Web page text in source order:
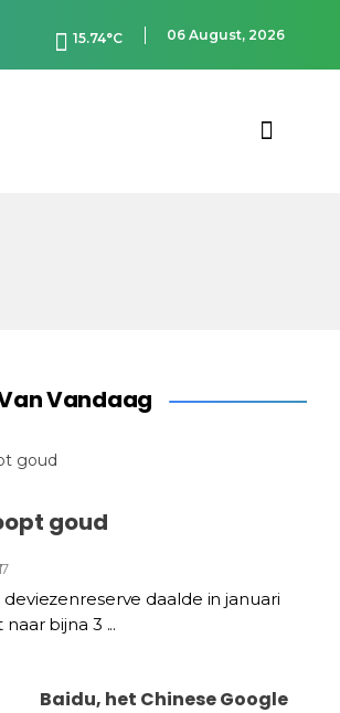
06 August, 2026
15.74°C
Vandaag
goud
deviezenreserve daalde in januari
bijna 3 ...
Baidu, het Chinese Google